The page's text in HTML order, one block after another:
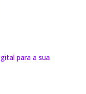
para a sua